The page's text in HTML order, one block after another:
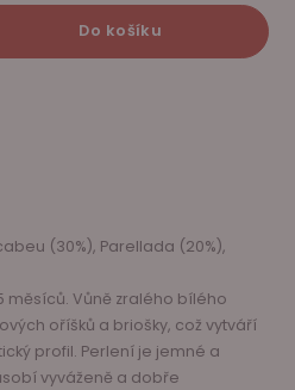
Do košíku
(30%), Parellada (20%),
měsíců. Vůně zralého bílého
oříšků a briošky, což vytváří
profil. Perlení je jemné a
vyváženě a dobře